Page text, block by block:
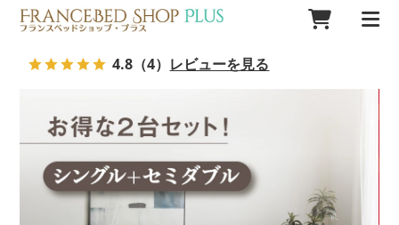
4.8 （4） レビューを見る